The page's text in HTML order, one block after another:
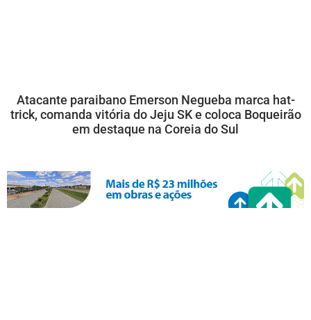
Atacante paraibano Emerson Negueba marca hat-
trick, comanda vitória do Jeju SK e coloca Boqueirão
em destaque na Coreia do Sul